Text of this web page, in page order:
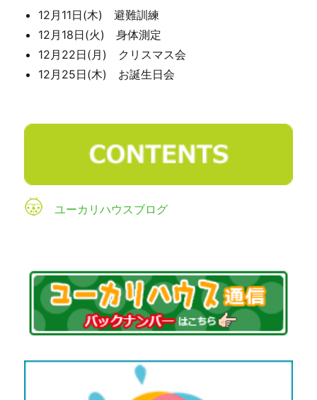
12月11日(木) 避難訓練
12月18日(火) 身体測定
12月22日(月) クリスマス会
12月25日(木) お誕生日会
ユーカリハウスブログ